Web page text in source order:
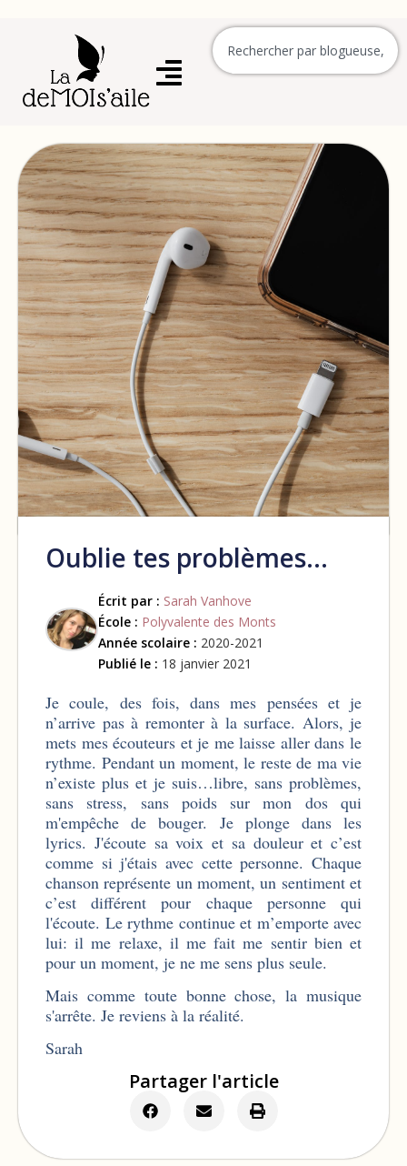
Oublie tes problèmes…
Écrit par : Sarah Vanhove
École : Polyvalente des Monts
Année scolaire : 2020-2021
Publié le : 18 janvier 2021
Je coule, des fois, dans mes pensées et je
n’arrive pas à remonter à la surface. Alors, je
mets mes écouteurs et je me laisse aller dans le
rythme. Pendant un moment, le reste de ma vie
n’existe plus et je suis…libre, sans problèmes,
sans stress, sans poids sur mon dos qui
m'empêche de bouger. Je plonge dans les
lyrics. J'écoute sa voix et sa douleur et c’est
comme si j'étais avec cette personne. Chaque
chanson représente un moment, un sentiment et
c’est différent pour chaque personne qui
l'écoute. Le rythme continue et m’emporte avec
lui: il me relaxe, il me fait me sentir bien et
pour un moment, je ne me sens plus seule.
Mais comme toute bonne chose, la musique
s'arrête. Je reviens à la réalité.
Sarah
Partager l'article